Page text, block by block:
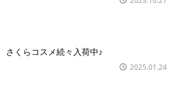
さくらコスメ続々入荷中♪
2025.01.24